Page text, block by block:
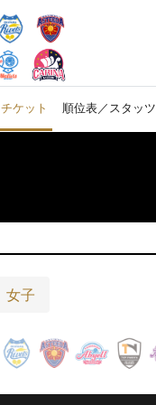
チケット 順位表／スタッツ
女子